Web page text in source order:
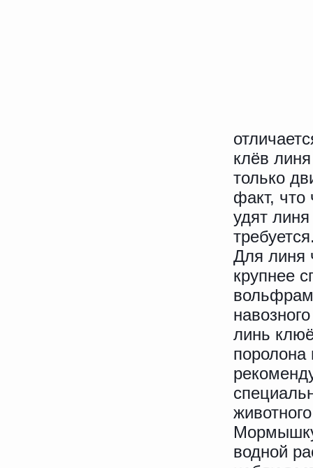
клёв
только
факт, что
удят
Для линя
крупнее
линь
поролона
водной